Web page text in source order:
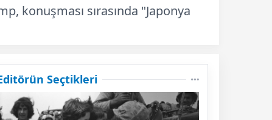
konuşması sırasında "Japonya
Seçtikleri